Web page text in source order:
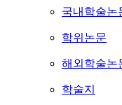
국내학술논
학위논문
해외학술논
학술지